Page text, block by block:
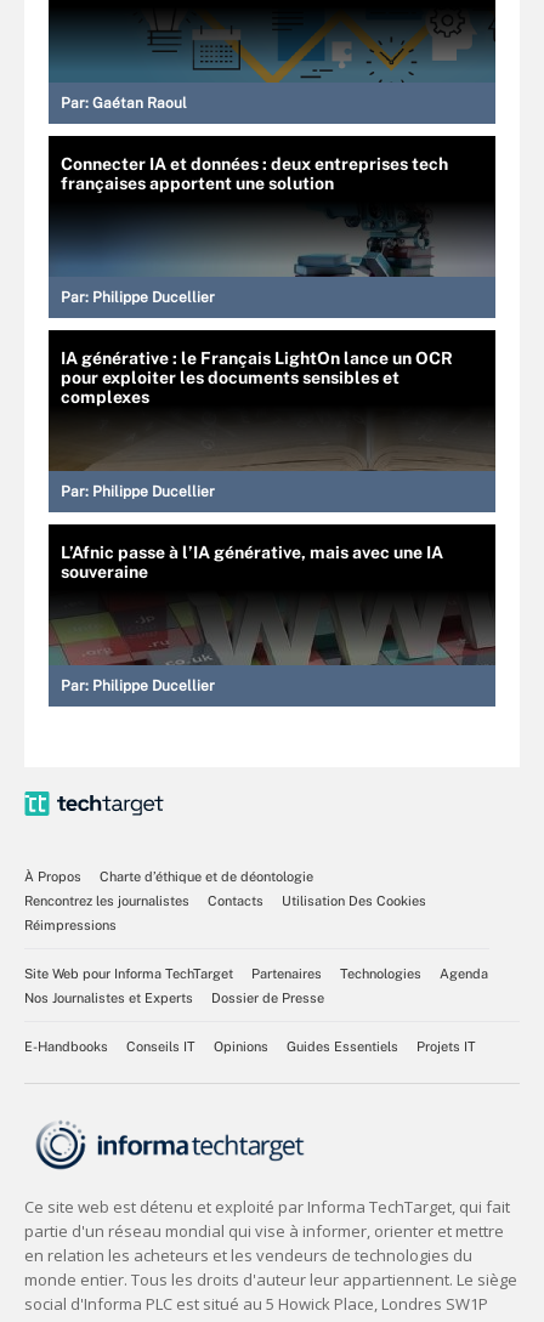
Par: Gaétan Raoul
Connecter IA et données : deux entreprises tech
françaises apportent une solution
Par: Philippe Ducellier
IA générative : le Français LightOn lance un OCR
pour exploiter les documents sensibles et
complexes
Par: Philippe Ducellier
L’Afnic passe à l’IA générative, mais avec une IA
souveraine
Par: Philippe Ducellier
À Propos
Charte d’éthique et de déontologie
Rencontrez les journalistes
Contacts
Utilisation Des Cookies
Réimpressions
Site Web pour Informa TechTarget Partenaires Technologies
Agenda
Nos Journalistes et Experts
Dossier de Presse
E-Handbooks Conseils IT Opinions Guides Essentiels Projets IT